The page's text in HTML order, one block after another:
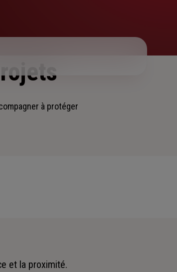
à protéger
et la proximité.